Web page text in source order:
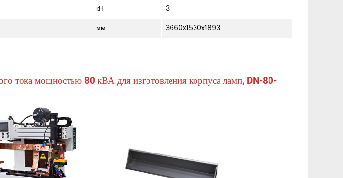
кН
3
мм 3660x1530x1893
тока мощностью 80 кВА для изготовления корпуса ламп, DN-80-